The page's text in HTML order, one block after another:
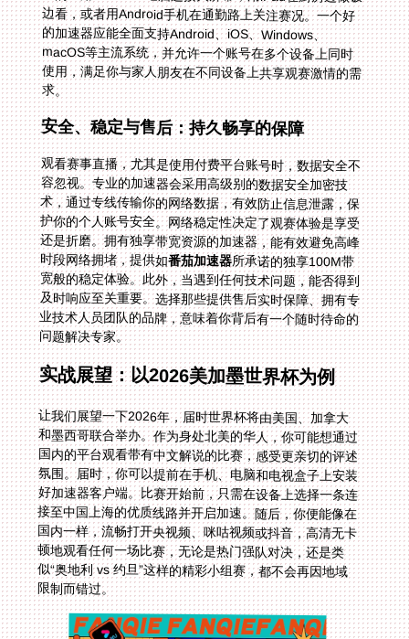
求。
安全、稳定与售后：持久畅享的保障
观看赛事直播，尤其是使用付费平台账号时，数据安全不
容忽视。专业的加速器会采用高级别的数据安全加密技
术，通过专线传输你的网络数据，有效防止信息泄露，保
护你的个人账号安全。网络稳定性决定了观赛体验是享受
还是折磨。拥有独享带宽资源的加速器，能有效避免高峰
时段网络拥堵，提供如番茄加速器所承诺的独享100M带
宽般的稳定体验。此外，当遇到任何技术问题，能否得到
及时响应至关重要。选择那些提供售后实时保障、拥有专
业技术人员团队的品牌，意味着你背后有一个随时待命的
问题解决专家。
实战展望：以2026美加墨世界杯为例
让我们展望一下2026年，届时世界杯将由美国、加拿大
和墨西哥联合举办。作为身处北美的华人，你可能想通过
国内的平台观看带有中文解说的比赛，感受更亲切的评述
氛围。届时，你可以提前在手机、电脑和电视盒子上安装
好加速器客户端。比赛开始前，只需在设备上选择一条连
接至中国上海的优质线路并开启加速。随后，你便能像在
国内一样，流畅打开央视频、咪咕视频或抖音，高清无卡
顿地观看任何一场比赛，无论是热门强队对决，还是类
似“奥地利 vs 约旦”这样的精彩小组赛，都不会再因地域
限制而错过。